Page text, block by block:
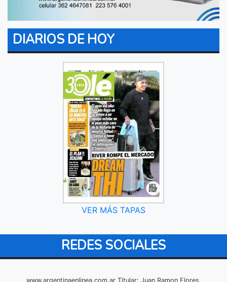
DIARIOS DE HOY
VER MÁS TAPAS
REDES SOCIALES
www.argentinaenlinea.com.ar Titular: Juan Ramon Flores,